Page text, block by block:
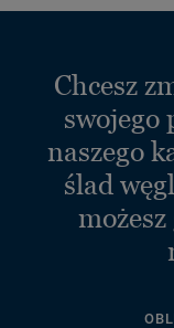
Chcesz
swojego
naszego
ślad